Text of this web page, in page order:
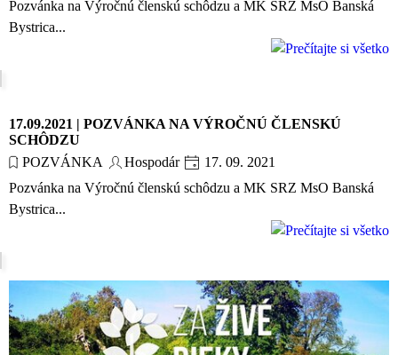
Pozvánka na Výročnú členskú schôdzu a MK SRZ MsO Banská
Bystrica...
17.09.2021 | POZVÁNKA NA VÝROČNÚ ČLENSKÚ
SCHÔDZU
POZVÁNKA
Hospodár
17. 09. 2021
Pozvánka na Výročnú členskú schôdzu a MK SRZ MsO Banská
Bystrica...